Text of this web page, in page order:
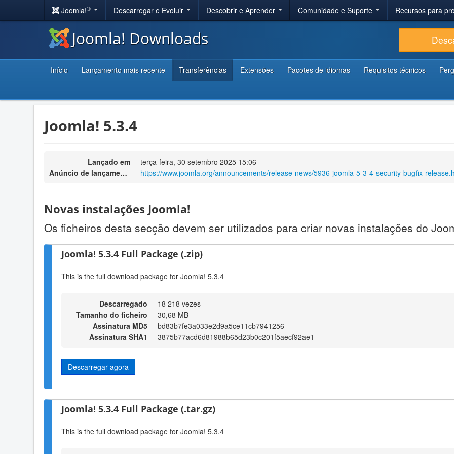
Joomla!® Descarregar e Evoluir Descobrir e Aprender Comunidade e Suporte Recursos para
Joomla! Downloads
Início Lançamento mais recente Transferências Extensões Pacotes de idiomas Requisitos técnicos
Joomla! 5.3.4
Lançado em
terça-feira, 30 setembro 2025 15:06
Anúncio de lançamento
https://www.joomla.org/announcements/release-news/5936-joomla-5-3-4-security-bugfix-
Novas instalações Joomla!
Os ficheiros desta secção devem ser utilizados para criar novas instalações do
Joomla! 5.3.4 Full Package (.zip)
This is the full download package for Joomla! 5.3.4
Descarregado
18 218 vezes
Tamanho do ficheiro
30,68 MB
Assinatura MD5
bd83b7fe3a033e2d9a5ce11cb7941256
Assinatura SHA1
3875b77acd6d81988b65d23b0c201f5aecf92ae1
Descarregar agora
Joomla! 5.3.4 Full Package (.tar.gz)
This is the full download package for Joomla! 5.3.4